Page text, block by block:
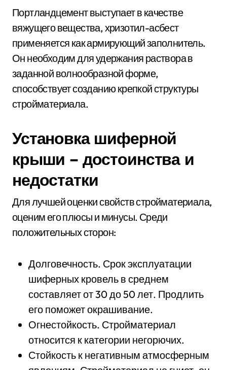
Портландцемент выступает в качестве
вяжущего вещества, хризотил-асбест
применяется как армирующий заполнитель.
Он необходим для удержания раствора в
заданной волнообразной форме,
способствует созданию крепкой структуры
стройматериала.
Установка шиферной
крыши – достоинства и
недостатки
Для лучшей оценки свойств стройматериала,
оценим его плюсы и минусы. Среди
положительных сторон:
Долговечность. Срок эксплуатации
шиферных кровель в среднем
составляет от 30 до 50 лет. Продлить
его поможет окрашивание.
Огнестойкость. Стройматериал
относится к категории негорючих.
Стойкость к негативным атмосферным